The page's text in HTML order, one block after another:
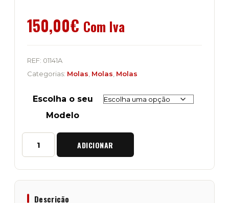
150,00€ Com Iva
REF: 01141A
Categorias: Molas Molas Molas
Escolha o seu
Modelo
Quantidade
Par
Raptor
ADICIONAR
Descrição